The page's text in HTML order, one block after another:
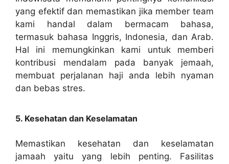
yang efektif dan memastikan jika member team
kami handal dalam bermacam bahasa,
termasuk bahasa Inggris, Indonesia, dan Arab.
Hal ini memungkinkan kami untuk memberi
kontribusi mendalam pada banyak jemaah,
membuat perjalanan haji anda lebih nyaman
dan bebas stres.
5. Kesehatan dan Keselamatan
Memastikan kesehatan dan keselamatan
jamaah yaitu yang lebih penting. Fasilitas